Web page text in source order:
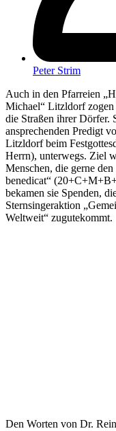
Peter Strim
Auch in den Pfarreien
Michael“ Litzldorf zogen
die Straßen ihrer Dörfer.
ansprechenden Predigt
Litzldorf beim
Herrn), unterwegs. Ziel
Menschen, die gerne
benedicat“
bekamen sie Spenden,
Sternsingeraktion
Weltweit“ zugutekommt.
Den Worten von Dr.